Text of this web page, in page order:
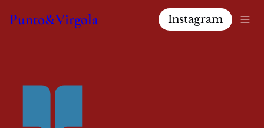
Punto&Virgola Instagram